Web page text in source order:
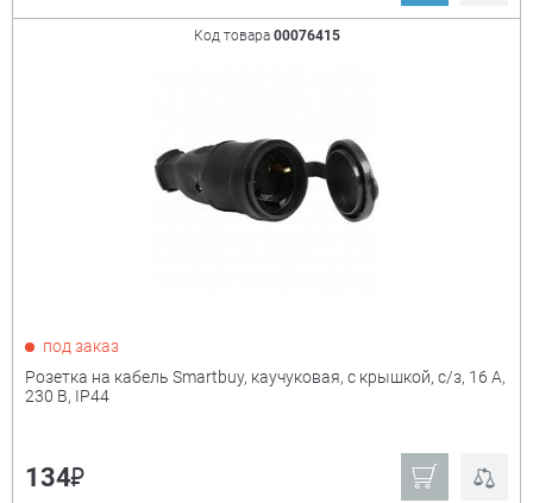
Код товара 00076415
под заказ
Розетка на кабель Smartbuy, каучуковая, с крышкой, с/з, 16 А,
230 В, IP44
134₽